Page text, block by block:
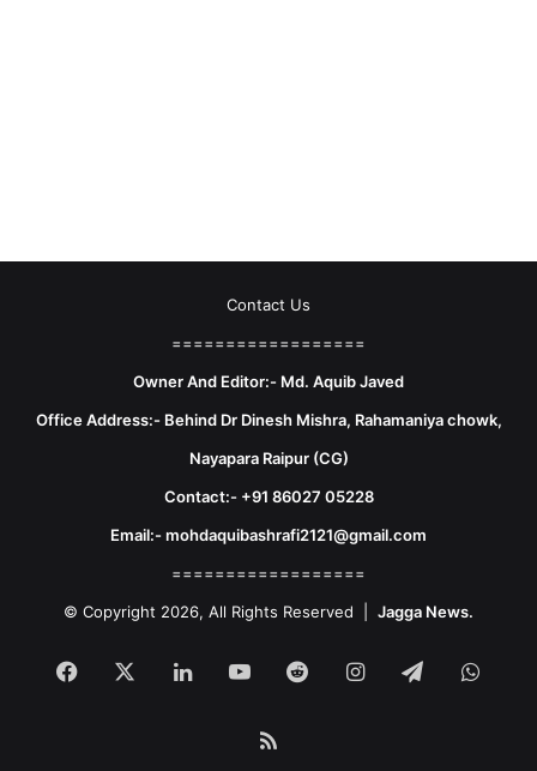
Contact Us
==================
Owner And Editor:- Md. Aquib Javed
Office Address:- Behind Dr Dinesh Mishra, Rahamaniya chowk,
Nayapara Raipur (CG)
Contact:- +91 86027 05228
Email:- mohdaquibashrafi2121@gmail.com
==================
© Copyright 2026, All Rights Reserved | Jagga News.
Facebook LinkedInYouTubeRedditInstagram
Telegram
RSS